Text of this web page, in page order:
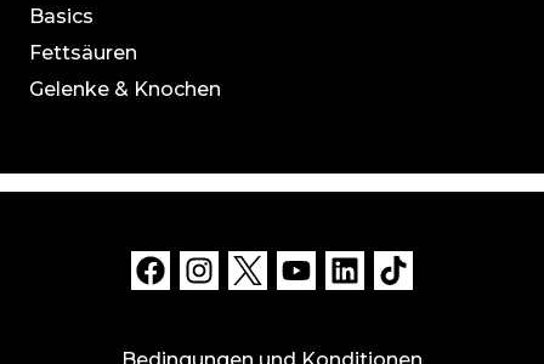
Basics
Fettsäuren
Gelenke & Knochen